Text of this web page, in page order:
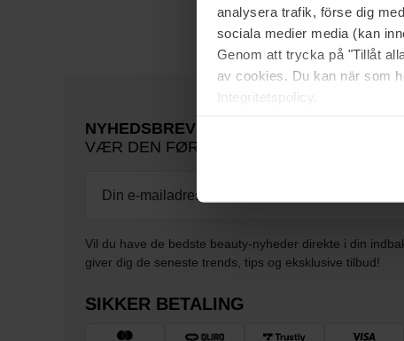
analysera trafik, förse dig
sociala medier media (kan
Genom att trycka på "Tillåt
av cookies. Du kan när som
Integritetspolicy.
NYHEDSBREV
VÆR DEN FØRSTE TIL AT VIDE DET
Vil du have de bedste beauty-nyheder direkte i din
giver dig de seneste trends, tips og eksklusive tilbud!
SIKKER BETALING